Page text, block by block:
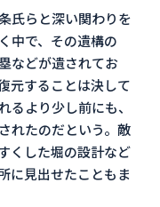
氏らと深い関わりを
中で、その遺構の
などが遺されてお
元することは決して
るより少し前にも、
れたのだという。敵
くした堀の設計など
に見出せたこともま